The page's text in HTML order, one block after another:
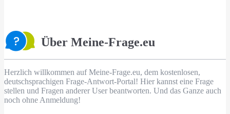
Über Meine-Frage.eu
Herzlich willkommen auf Meine-Frage.eu, dem kostenlosen,
deutschsprachigen Frage-Antwort-Portal! Hier kannst eine Frage
stellen und Fragen anderer User beantworten. Und das Ganze auch
noch ohne Anmeldung!